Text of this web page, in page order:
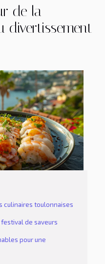
de la
divertissement
culinaires toulonnaises
de saveurs
pour une